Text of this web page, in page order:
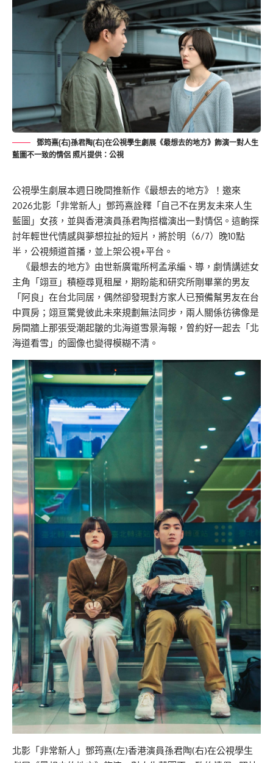
鄧筠熹(右)孫君陶(右)在公視學生劇展《最想去的地方》飾演一對人生
藍圖不一致的情侶 照片提供：公視
公視學生劇展本週日晚間推新作《最想去的地方》！邀來
2026北影「非常新人」鄧筠熹詮釋「自己不在男友未來人生
藍圖」女孩，並與香港演員孫君陶搭檔演出一對情侶。這齣探
討年輕世代情感與夢想拉扯的短片，將於明（6/7）晚10點
半，公視頻道首播，並上架公視+平台。
《最想去的地方》由世新廣電所柯孟承編、導，劇情講述女
主角「翊亘」積極尋覓租屋，期盼能和研究所剛畢業的男友
「阿良」在台北同居，偶然卻發現對方家人已預備幫男友在台
中買房；翊亘驚覺彼此未來規劃無法同步，兩人關係彷彿像是
房間牆上那張受潮起皺的北海道雪景海報，曾約好一起去「北
海道看雪」的圖像也變得模糊不清。
北影「非常新人」鄧筠熹(左)香港演員孫君陶(右)在公視學生